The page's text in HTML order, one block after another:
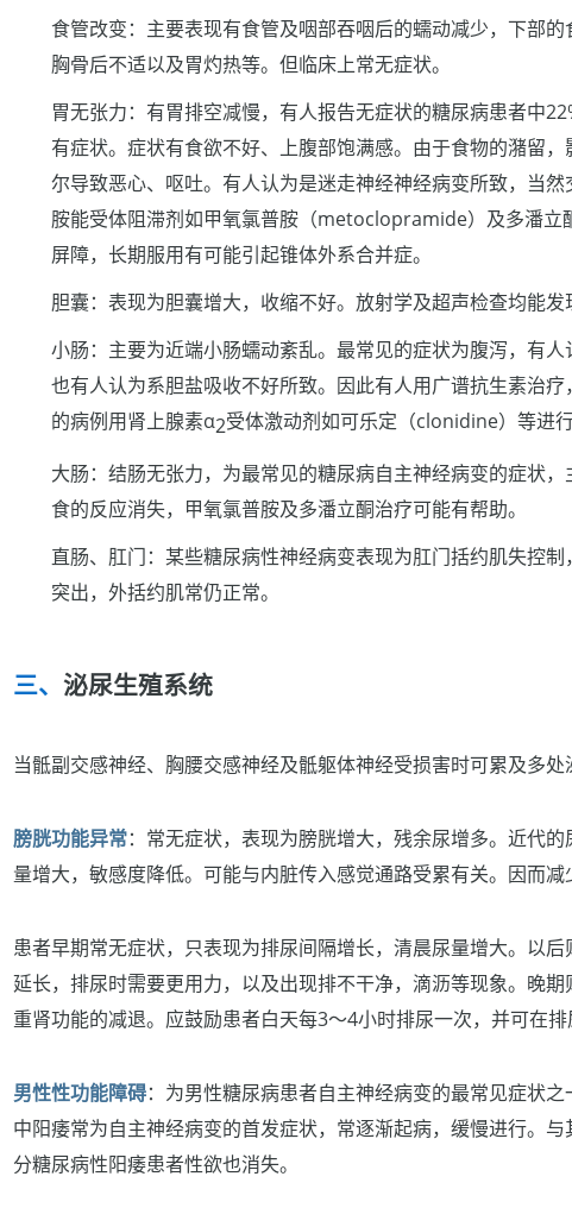
食管改变：主要表现有食管及咽部吞咽后的蠕动减少，下部的
胸骨后不适以及胃灼热等。但临床上常无症状。
胃无张力：有胃排空减慢，有人报告无症状的糖尿病患者中
有症状。症状有食欲不好、上腹部饱满感。由于食物的潴留
尔导致恶心、呕吐。有人认为是迷走神经神经病变所致，当
胺能受体阻滞剂如甲氧氯普胺（metoclopramide）及多潘
屏障，长期服用有可能引起锥体外系合并症。
胆囊：表现为胆囊增大，收缩不好。放射学及超声检查均能发
小肠：主要为近端小肠蠕动紊乱。最常见的症状为腹泻，有人
也有人认为系胆盐吸收不好所致。因此有人用广谱抗生素治
的病例用肾上腺素α2受体激动剂如可乐定（clonidine）等进行
大肠：结肠无张力，为最常见的糖尿病自主神经病变的症状
食的反应消失，甲氧氯普胺及多潘立酮治疗可能有帮助。
直肠、肛门：某些糖尿病性神经病变表现为肛门括约肌失控
突出，外括约肌常仍正常。
泌尿生殖系统
当骶副交感神经、胸腰交感神经及骶躯体神经受损害时可累及多处
膀胱功能异常：常无症状，表现为膀胱增大，残余尿增多。近代
量增大，敏感度降低。可能与内脏传入感觉通路受累有关。因而减
患者早期常无症状，只表现为排尿间隔增长，清晨尿量增大。以
延长，排尿时需要更用力，以及出现排不干净，滴沥等现象。晚
重肾功能的减退。应鼓励患者白天每3～4小时排尿一次，并可在排
男性性功能障碍：为男性糖尿病患者自主神经病变的最常见症状
中阳痿常为自主神经病变的首发症状，常逐渐起病，缓慢进行。
分糖尿病性阳痿患者性欲也消失。